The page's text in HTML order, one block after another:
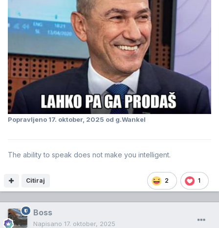
Popravljeno 17. oktober, 2025 od g.Wankel
2 1
Citiraj
The ability to speak does not make you intelligent.
Boss
Napisano 17. oktober, 2025